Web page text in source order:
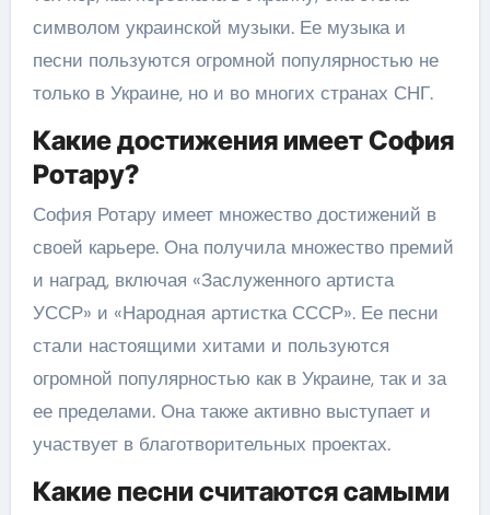
символом украинской музыки. Ее музыка и
песни пользуются огромной популярностью не
только в Украине, но и во многих странах СНГ.
Какие достижения имеет София
Ротару?
София Ротару имеет множество достижений в
своей карьере. Она получила множество премий
и наград, включая «Заслуженного артиста
УССР» и «Народная артистка СССР». Ее песни
стали настоящими хитами и пользуются
огромной популярностью как в Украине, так и за
ее пределами. Она также активно выступает и
участвует в благотворительных проектах.
Какие песни считаются самыми